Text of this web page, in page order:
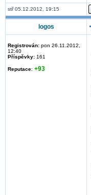
stř 05.12.2012, 19:15
logos
Registrován: pon 26.11.2012,
12:40
Příspěvky: 161
Reputace: +93